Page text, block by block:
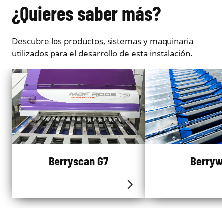
¿Quieres saber más?
Descubre los productos, sistemas y maquinaria
utilizados para el desarrollo de esta instalación.
Berryscan G7